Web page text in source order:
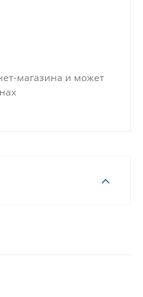
магазина и может